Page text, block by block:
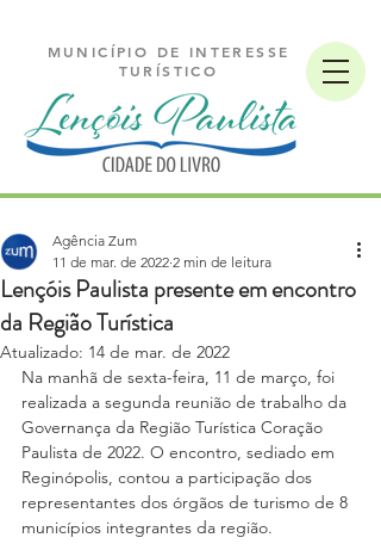
MUNICÍPIO DE INTERESSE
TURÍSTICO
Lençóis Paulista presente em encontro
da Região Turística
Agência Zum
11 de mar. de 2022 2 min de leitura
Atualizado: 14 de mar. de 2022
Na manhã de sexta-feira, 11 de março, foi
realizada a segunda reunião de trabalho da
Governança da Região Turística Coração
Paulista de 2022. O encontro, sediado em
Reginópolis, contou a participação dos
representantes dos órgãos de turismo de 8
municípios integrantes da região.